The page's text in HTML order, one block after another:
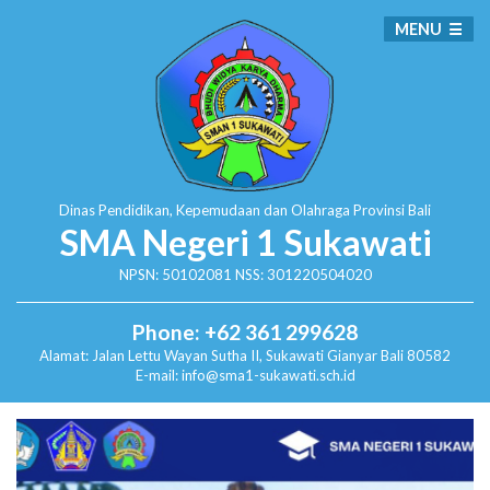
Dinas Pendidikan, Kepemudaan dan Olahraga Provinsi Bali
SMA Negeri 1 Sukawati
NPSN: 50102081 NSS: 301220504020
Phone: +62 361 299628
Alamat: Jalan Lettu Wayan Sutha II, SukawatiGianyar Bali 80582
E-mail: info@sma1-sukawati.sch.id
MENU